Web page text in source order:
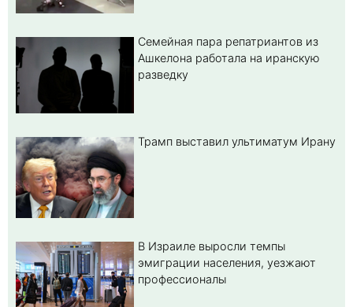
Семейная пара репатриантов из
Ашкелона работала на иранскую
разведку
Трамп выставил ультиматум Ирану
В Израиле выросли темпы
эмиграции населения, уезжают
профессионалы